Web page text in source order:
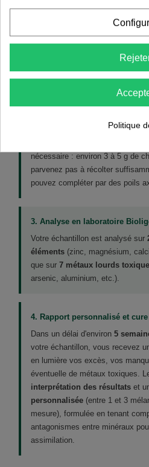
completcomprenant un
enveloppe pour votre échantillon
enveloppe pré-affranchie pour le
2. Prélèvement des cheveux
Le prélèvement se fait à l'arrière
plus près du cuir chevelu et
nécessaire : environ 3 à 5 g de
parvenez pas à récolter
pouvez compléter par des poils
3. Analyse en laboratoire
Votre échantillon est analysé sur
éléments (zinc, magnésium,
que sur 7 métaux lourds
arsenic, aluminium, etc.).
4. Rapport personnalisé et
Dans un délai d'environ 5
votre échantillon, vous recevez
en lumière vos excès, vos
éventuelle de métaux toxiques.
interprétation des résultats et
personnalisée (entre 1 et 3
mesure), formulée en tenant
antagonismes entre minéraux
assimilation.
Politique